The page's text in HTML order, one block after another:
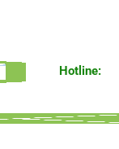
Hotline: